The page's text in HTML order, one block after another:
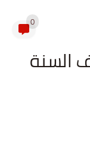
0
السنة